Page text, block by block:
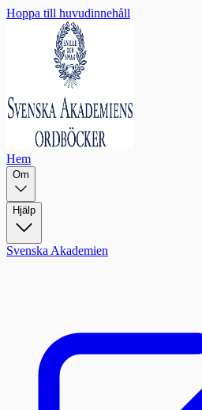
Hoppa till huvudinnehåll
Hem
Om
Hjälp
Svenska Akademien